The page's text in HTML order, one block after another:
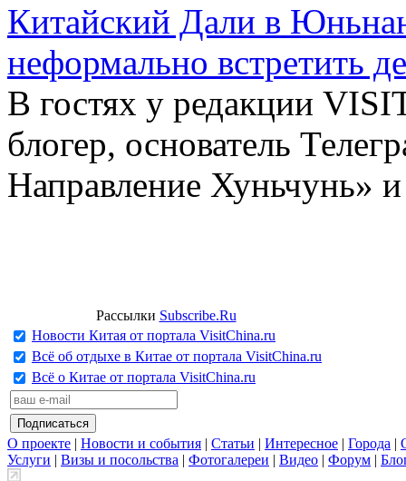
Китайский Дали в
неформально встретить
В гостях у редакции
блогер, основатель
Направление Хуньчунь»
Рассылки Subscribe.Ru
Новости Китая от портала VisitChina.ru
Всё об отдыхе в Китае от портала VisitChina.ru
Всё о Китае от портала VisitChina.ru
О проекте | Новости и события | Статьи | Интересное | Города |
Услуги | Визы и посольства | Фотогалереи | Видео | Форум |